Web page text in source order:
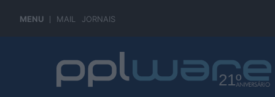
MENU MAIL JORNAIS